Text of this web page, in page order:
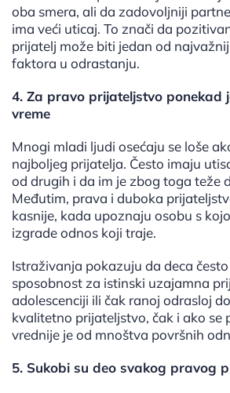
oba smera, ali da zadovoljniji
ima veći uticaj. To znači da
prijatelj može biti jedan od
faktora u odrastanju.
4. Za pravo prijateljstvo ponekad
vreme
Mnogi mladi ljudi osećaju se loše
najboljeg prijatelja. Često imaju
od drugih i da im je zbog toga teže
Međutim, prava i duboka
kasnije, kada upoznaju osobu s
izgrade odnos koji traje.
Istraživanja pokazuju da deca
sposobnost za istinski uzajamna
adolescenciji ili čak ranoj odrasloj
kvalitetno prijateljstvo, čak i ako se
vrednije je od mnoštva površnih
5. Sukobi su deo svakog pravog